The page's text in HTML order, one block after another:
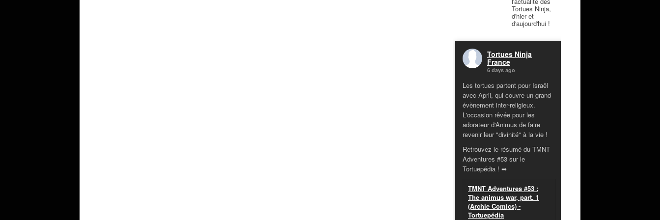
Tortues Ninja,
d'hier et
d'aujourd'hui !
Tortues Ninja
France
6 days ago
Les tortues partent pour Israël
avec April, qui couvre un grand
évènement inter-religieux.
L'occasion rêvée pour les
adorateur d'Animus de faire
revenir leur "divinité" à la vie !
Retrouvez le résumé du TMNT
Adventures #53 sur le
Tortuepédia ! ➡
TMNT Adventures #53 :
The animus war, part. 1
(Archie Comics) -
Tortuepédia